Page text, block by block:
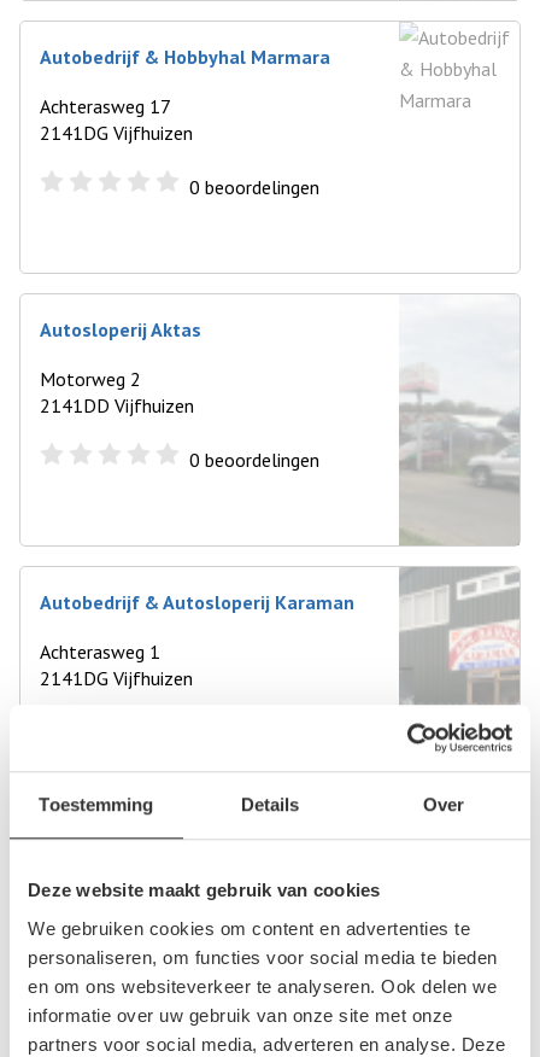
Toestemming Details Over
Deze website maakt gebruik van cookies
We gebruiken cookies om content en advertenties te
personaliseren, om functies voor social media te bieden
en om ons websiteverkeer te analyseren. Ook delen we
informatie over uw gebruik van onze site met onze
partners voor social media, adverteren en analyse. Deze
Autobedrijf & Hobbyhal Marmara
Achterasweg 17
2141DG Vijfhuizen
0 beoordelingen
Autosloperij Aktas
Motorweg 2
2141DD Vijfhuizen
0 beoordelingen
Autobedrijf & Autosloperij Karaman
Achterasweg 1
2141DG Vijfhuizen
Steekas 2
2141DJ Vijfhuizen
beoordelingen